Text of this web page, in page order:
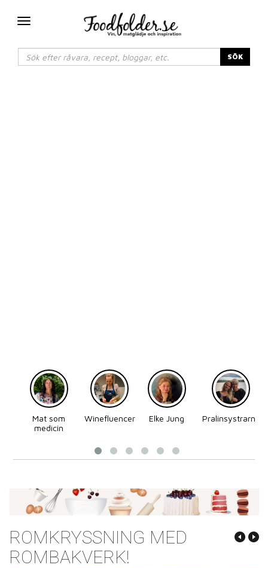
Växla
SÖK
Mat som
medicin
Winefluencer Elke Jung
Pralinsystrarna
ROMKRYSSNING MED
ROMBAKVERK!